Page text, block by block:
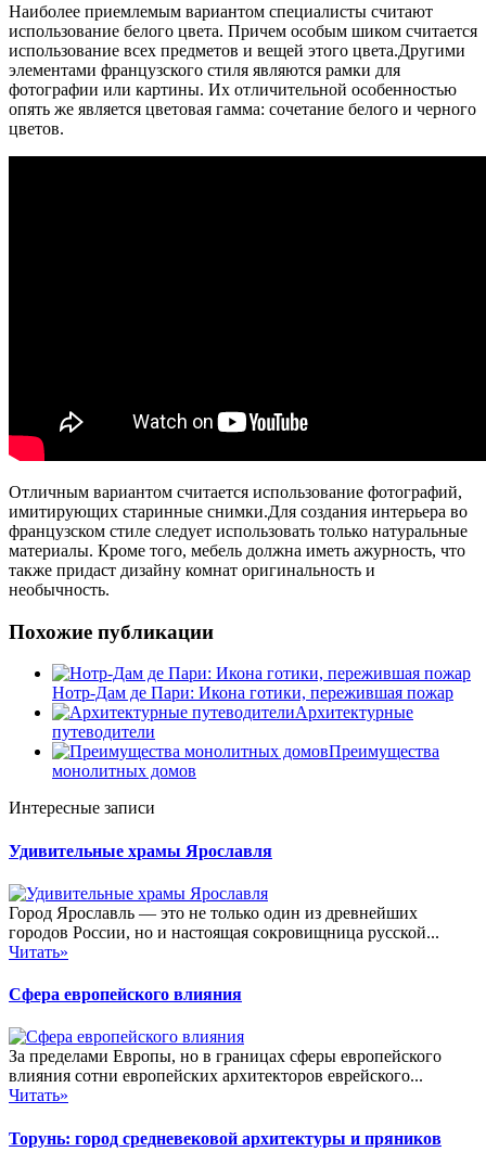
Наиболее приемлемым вариантом специалисты считают
использование белого цвета. Причем особым шиком считается
использование всех предметов и вещей этого цвета.Другими
элементами французского стиля являются рамки для
фотографии или картины. Их отличительной особенностью
опять же является цветовая гамма: сочетание белого и черного
цветов.
Отличным вариантом считается использование фотографий,
имитирующих старинные снимки.Для создания интерьера во
французском стиле следует использовать только натуральные
материалы. Кроме того, мебель должна иметь ажурность, что
также придаст дизайну комнат оригинальность и
необычность.
Похожие публикации
Нотр-Дам де Пари: Икона готики, пережившая пожар
Архитектурные
путеводители
Преимущества
монолитных домов
Интересные записи
Удивительные храмы Ярославля
Город Ярославль — это не только один из древнейших
городов России, но и настоящая сокровищница русской...
Читать»
Сфера европейского влияния
За пределами Европы, но в границах сферы европейского
влияния сотни европейских архитекторов еврейского...
Читать»
Торунь: город средневековой архитектуры и пряников